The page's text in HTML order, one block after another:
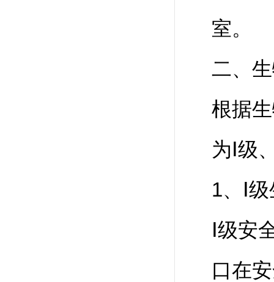
室。
二、
根据
为Ⅰ级
1、Ⅰ
Ⅰ级安
口在